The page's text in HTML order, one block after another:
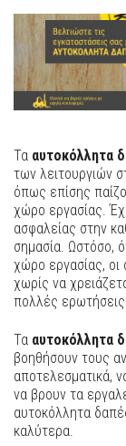
Τα αυτοκόλλητα
των λειτουργιών
όπως επίσης
χώρο εργασίας.
ασφαλείας στην
σημασία. Ωστόσο,
χώρο εργασίας,
χωρίς να
πολλές ερωτήσεις.
Τα αυτοκόλλητα
βοηθήσουν τους
αποτελεσματικά,
να βρουν τα
αυτοκόλλητα
καλύτερα.